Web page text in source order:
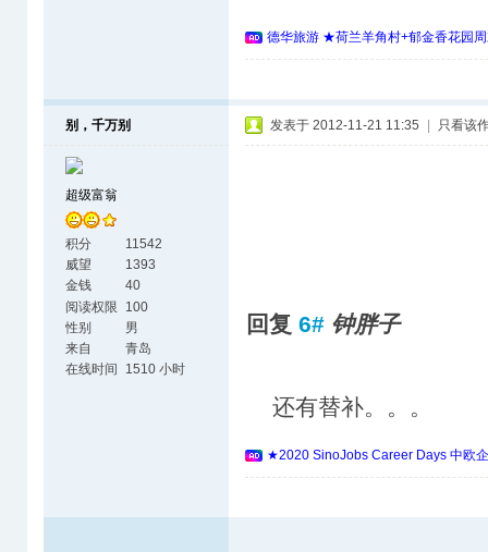
德华旅游 ★荷兰羊角村+郁金香花园
别，千万别
超级富翁
积分
11542
威望
1393
金钱
40
阅读权限
100
性别
男
来自
青岛
在线时间
1510 小时
发表于 2012-11-21 11:35 只看该
回复 6# 钟胖子
还有替补。。。
★2020 SinoJobs Career Days 中欧